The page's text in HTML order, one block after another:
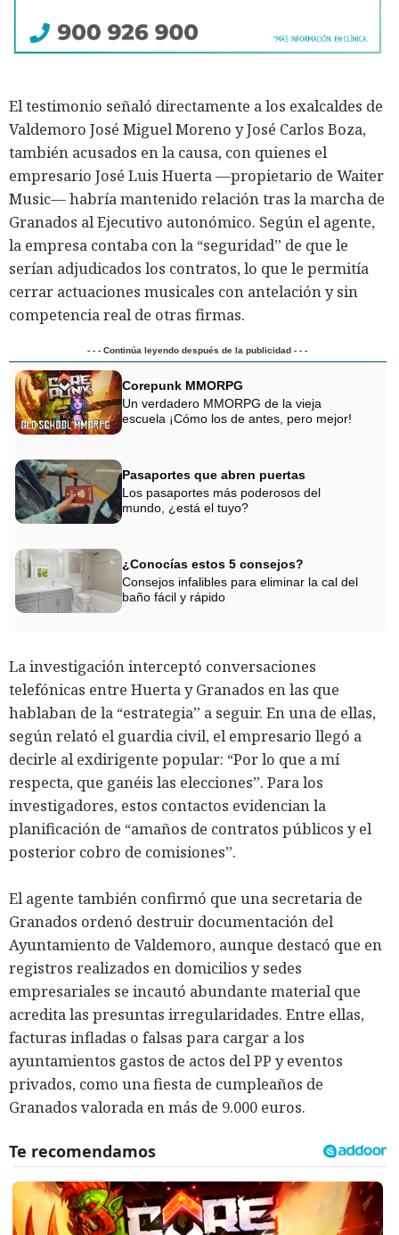
El testimonio señaló directamente a los exalcaldes de
Valdemoro José Miguel Moreno y José Carlos Boza,
también acusados en la causa, con quienes el
empresario José Luis Huerta —propietario de Waiter
Music— habría mantenido relación tras la marcha de
Granados al Ejecutivo autonómico. Según el agente,
la empresa contaba con la “seguridad” de que le
serían adjudicados los contratos, lo que le permitía
cerrar actuaciones musicales con antelación y sin
competencia real de otras firmas.
- - - Continúa leyendo después de la publicidad - - -
Corepunk MMORPG
Un verdadero MMORPG de la vieja
escuela ¡Cómo los de antes, pero mejor!
Pasaportes que abren puertas
Los pasaportes más poderosos del
mundo, ¿está el tuyo?
¿Conocías estos 5 consejos?
Consejos infalibles para eliminar la cal del
baño fácil y rápido
La investigación interceptó conversaciones
telefónicas entre Huerta y Granados en las que
hablaban de la “estrategia” a seguir. En una de ellas,
según relató el guardia civil, el empresario llegó a
decirle al exdirigente popular: “Por lo que a mí
respecta, que ganéis las elecciones”. Para los
investigadores, estos contactos evidencian la
planificación de “amaños de contratos públicos y el
posterior cobro de comisiones”.
El agente también confirmó que una secretaria de
Granados ordenó destruir documentación del
Ayuntamiento de Valdemoro, aunque destacó que en
registros realizados en domicilios y sedes
empresariales se incautó abundante material que
acredita las presuntas irregularidades. Entre ellas,
facturas infladas o falsas para cargar a los
ayuntamientos gastos de actos del PP y eventos
privados, como una fiesta de cumpleaños de
Granados valorada en más de 9.000 euros.